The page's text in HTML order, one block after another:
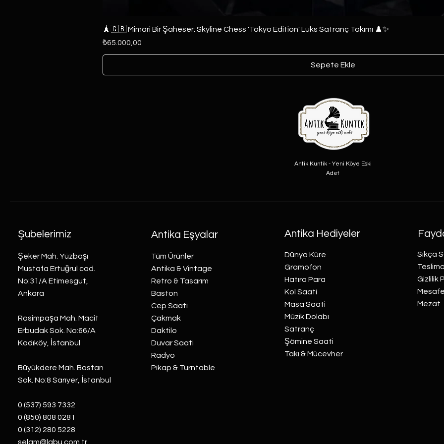
🗼🇬🇧 Mimari Bir Şaheser: Skyline Chess 'Tokyo Edition' Lüks Satranç Takımı ♟️✨
Fiyat
₺65.000,00
Sepete Ekle
Antik Kuntik - Yeni Köye Eski
Adet
Şubelerimiz
Şeker Mah. Yüzbaşı
Mustafa Ertuğrul cad.
No:31/A Etimesgut,
Ankara
Rasimpaşa Mah. Macit
Erbudak Sok. No:66/A
Kadıköy, İstanbul
Büyükdere Mah. Bostan
Sok. No:8 Sarıyer, İstanbul
0 (537) 593 7332
0 (850) 808 0281
0 (312) 280 5228
selam@labu.com.tr
Antika Eşyalar
Tüm Ürünler
Antika & Vintage
Retro & Tasarım
Baston
Cep Saati
Çakmak
Daktilo
Duvar Saati
Radyo
Pikap & Turntable
Antika Hediyeler
Dünya Küre
Gramofon
Hatıra Para
Kol Saati
Masa Saati
Müzik Dolabı
Satranç
Şömine Saati
Takı & Mücevher
Sıkça
Gizlilik
Mezat